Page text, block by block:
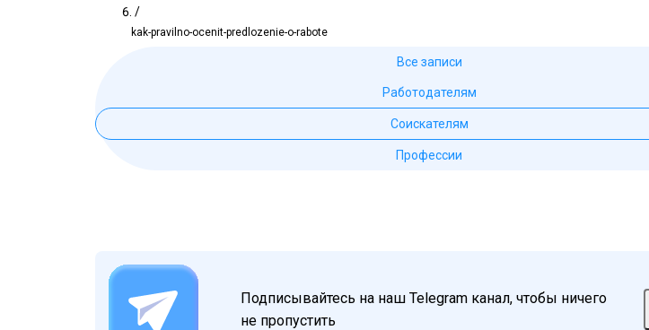
/
kak-pravilno-ocenit-predlozenie-o-rabote
Все записи
Работодателям
Соискателям
Профессии
Подписывайтесь на наш Telegram канал, чтобы ничего
не пропустить